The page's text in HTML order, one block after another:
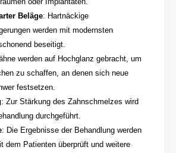
Beläge: Hartnäckige
werden mit modernsten
beseitigt.
werden auf Hochglanz gebracht, um
zu schaffen, an denen sich neue
festsetzen.
: Zur Stärkung des Zahnschmelzes wird
durchgeführt.
: Die Ergebnisse der Behandlung werden
dem Patienten überprüft und weitere